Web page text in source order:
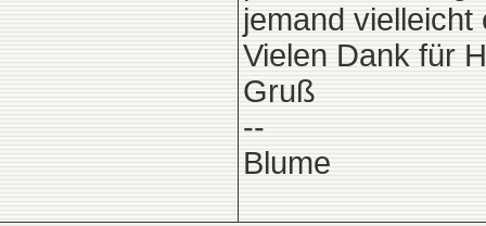
jemand vielleicht
Vielen Dank für
Gruß
--
Blume